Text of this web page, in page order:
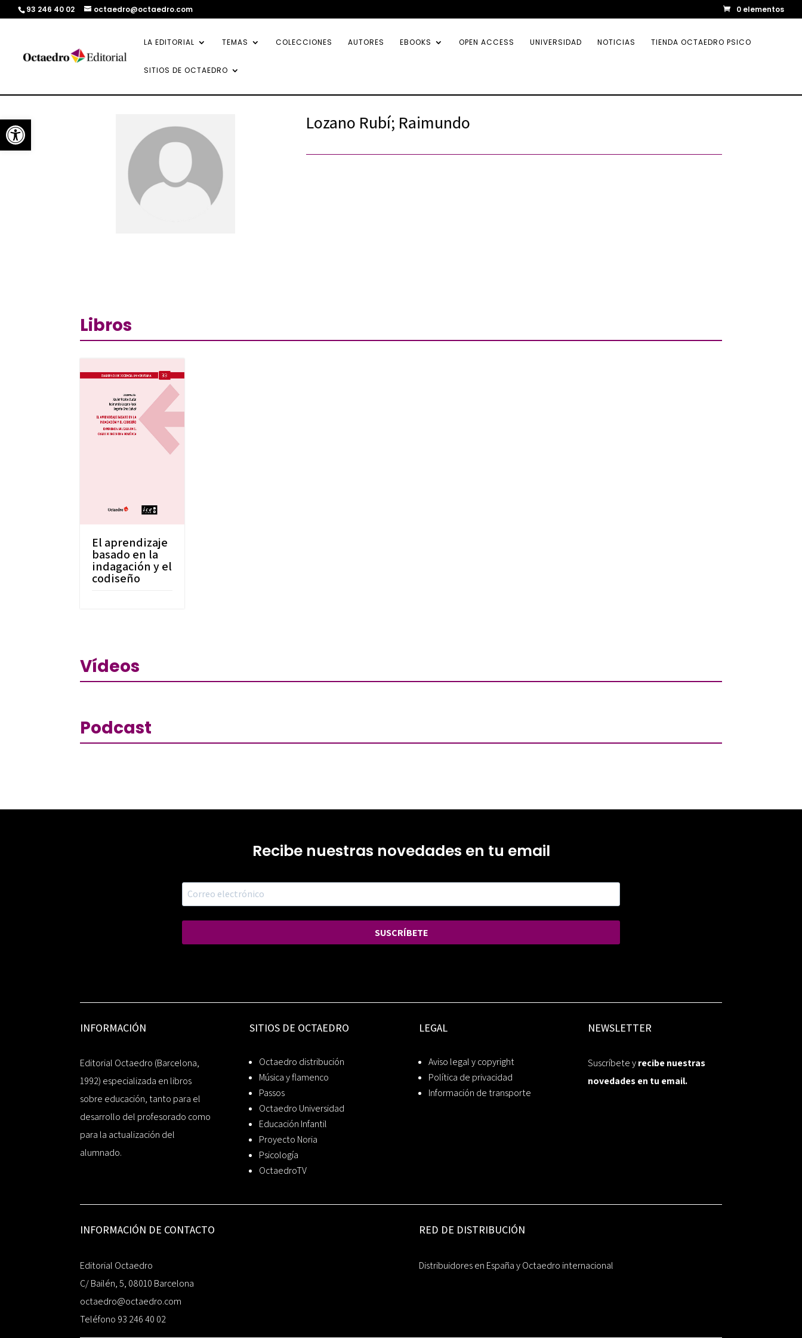
Abrir barra de herramientas
93 246 40 02 octaedro@octaedro.com 0 elementos
LA EDITORIAL TEMAS COLECCIONES AUTORES EBOOKS OPEN ACCESS UNIVERSIDAD NOTICIAS TIENDA OCTAEDRO PSICO
SITIOS DE OCTAEDRO
Lozano Rubí; Raimundo
Libros
El aprendizaje
basado en la
indagación y el
codiseño
Vídeos
Podcast
Recibe nuestras novedades en tu email
SUSCRÍBETE
INFORMACIÓN
Editorial Octaedro (Barcelona,
1992) especializada en libros
sobre educación, tanto para el
desarrollo del profesorado como
para la actualización del
alumnado.
SITIOS DE OCTAEDRO
Octaedro distribución
Música y flamenco
Passos
Octaedro Universidad
Educación Infantil
Proyecto Noria
Psicología
OctaedroTV
LEGAL
Aviso legal y copyright
Política de privacidad
Información de transporte
NEWSLETTER
Suscríbete yrecibe nuestras
novedades en tu email.
INFORMACIÓN DE CONTACTO
Editorial Octaedro
C/ Bailén, 5, 08010 Barcelona
octaedro@octaedro.com
Teléfono 93 246 40 02
RED DE DISTRIBUCIÓN
Distribuidores en España y Octaedro internacional